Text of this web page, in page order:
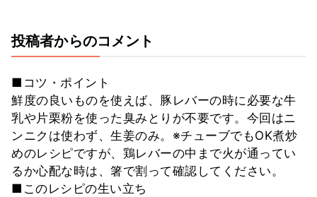
投稿者からのコメント
■コツ・ポイント
鮮度の良いものを使えば、豚レバーの時に必要な牛
乳や片栗粉を使った臭みとりが不要です。今回はニ
ンニクは使わず、生姜のみ。※チューブでもOK煮炒
めのレシピですが、鶏レバーの中まで火が通ってい
るか心配な時は、箸で割って確認してください。
■このレシピの生い立ち